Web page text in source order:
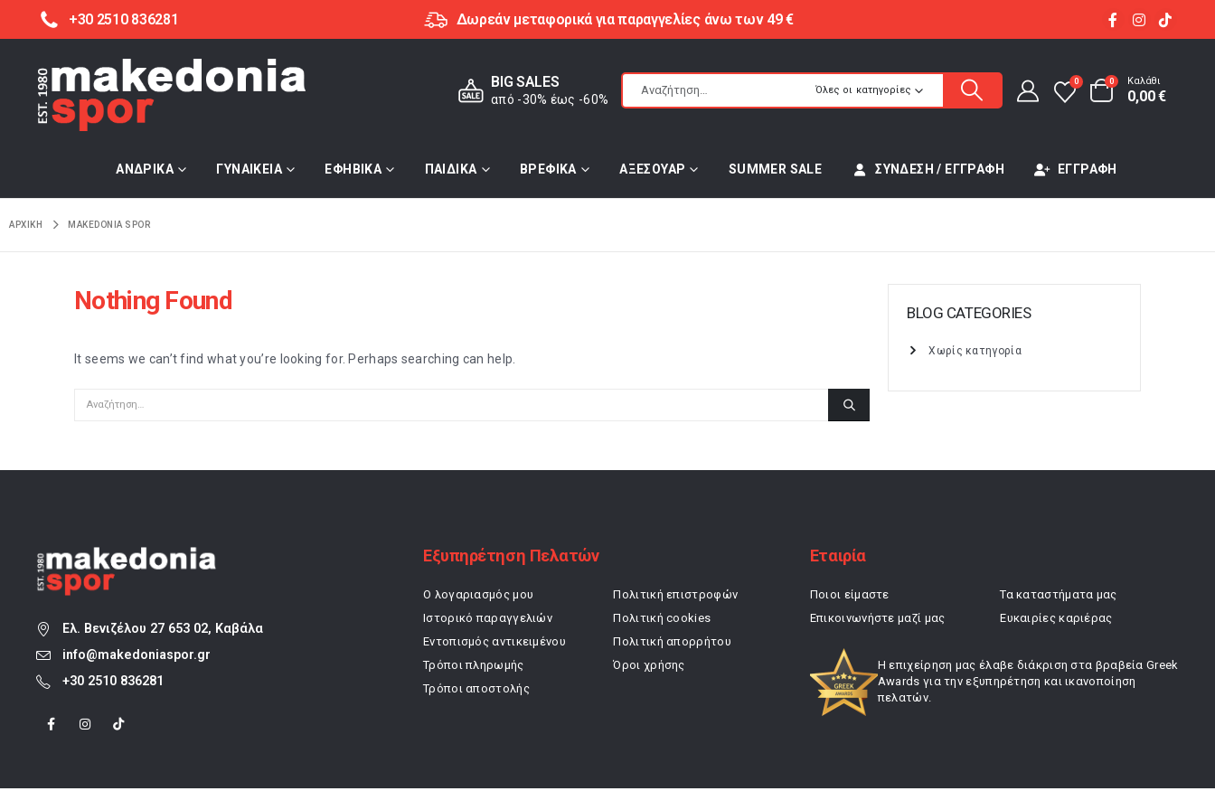
+30 2510 836281 Δωρεάν μεταφορικά για παραγγελίες άνω των 49 €
BIG SALES
από -30% έως -60%
Όλες οι κατηγορίες
0 0 Καλάθι
0,00€
ΑΝΔΡΙΚΑ ΓΥΝΑΙΚΕΙΑ ΕΦΗΒΙΚΑ ΠΑΙΔΙΚΑ ΒΡΕΦΙΚΑ ΑΞΕΣΟΥΑΡ SUMMER SALE ΣΎΝΔΕΣΗ / ΕΓΓΡΑΦΉ ΕΓΓΡΑΦΉ
ΑΡΧΙΚΉ MAKEDONIA SPOR
Nothing Found
It seems we can’t find what you’re looking for. Perhaps searching can help.
BLOG CATEGORIES
Χωρίς κατηγορία
Ελ. Βενιζέλου 27 653 02, Καβάλα
info@makedoniaspor.gr
+30 2510 836281
Εξυπηρέτηση Πελατών
Ο λογαριασμός μου
Ιστορικό παραγγελιών
Εντοπισμός αντικειμένου
Τρόποι πληρωμής
Τρόποι αποστολής
Πολιτική επιστροφών
Πολιτική cookies
Πολιτική απορρήτου
Όροι χρήσης
Εταιρία
Ποιοι είμαστε
Επικοινωνήστε μαζί μας
Τα καταστήματα μας
Ευκαιρίες καριέρας
Η επιχείρηση μας έλαβε διάκριση στα βραβεία Greek
Awards για την εξυπηρέτηση και ικανοποίηση
πελατών.